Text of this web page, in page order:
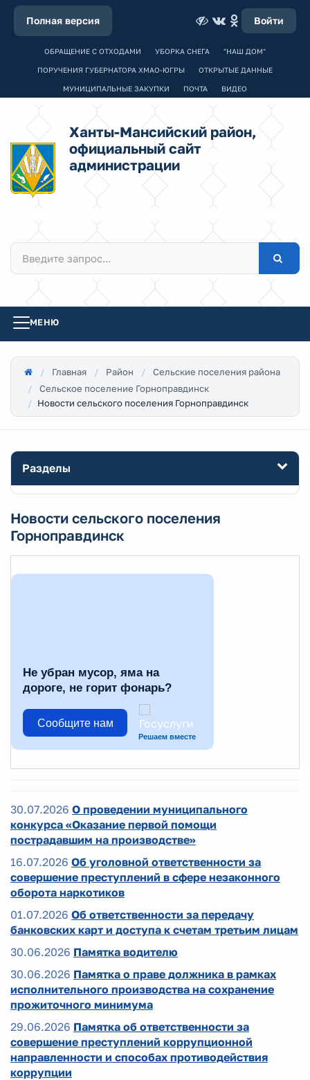
Полная версия Войти
ОБРАЩЕНИЕ С ОТХОДАМИ УБОРКА СНЕГА "НАШ ДОМ"
ПОРУЧЕНИЯ ГУБЕРНАТОРА ХМАО-ЮГРЫ ОТКРЫТЫЕ ДАННЫЕ
МУНИЦИПАЛЬНЫЕ ЗАКУПКИ ПОЧТА ВИДЕО
Ханты-Мансийский район,
официальный сайт
администрации
МЕНЮ
Главная Район
Сельские поселения района
Сельское поселение Горноправдинск
Новости сельского поселения Горноправдинск
Разделы
Новости сельского поселения
Горноправдинск
Не убран мусор, яма на
дороге, не горит фонарь?
Сообщите нам
Решаем вместе
30.07.2026 О проведении муниципального
конкурса «Оказание первой помощи
пострадавшим на производстве»
16.07.2026 Об уголовной ответственности за
совершение преступлений в сфере незаконного
оборота наркотиков
01.07.2026 Об ответственности за передачу
банковских карт и доступа к счетам третьим лицам
30.06.2026 Памятка водителю
30.06.2026 Памятка о праве должника в рамках
исполнительного производства на сохранение
прожиточного минимума
29.06.2026 Памятка об ответственности за
совершение преступлений коррупционной
направленности и способах противодействия
коррупции